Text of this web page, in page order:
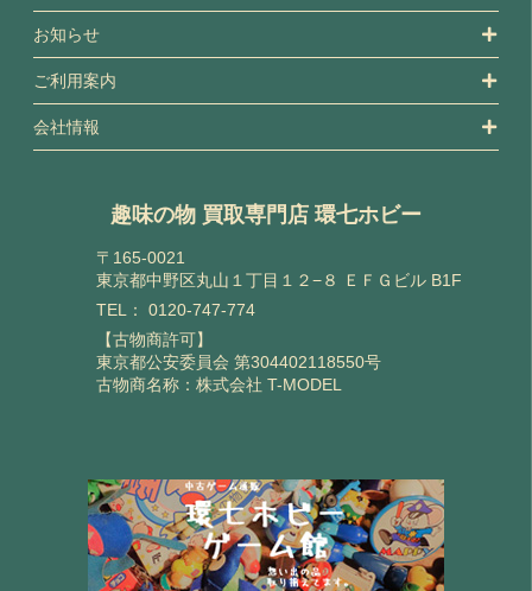
お知らせ
ご利用案内
会社情報
趣味の物 買取専門店 環七ホビー
〒165-0021
東京都中野区丸山１丁目１２−８ ＥＦＧビル B1F
TEL： 0120-747-774
【古物商許可】
東京都公安委員会 第304402118550号
古物商名称：株式会社 T-MODEL